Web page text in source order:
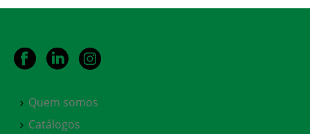
Quem somos
Catálogos